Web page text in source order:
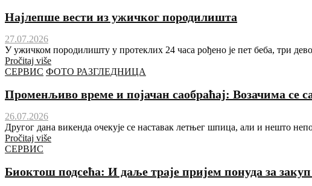
Најлепше вести из ужичког породилишта
27.07.2026
У ужичком породилишту у протеклих 24 часа рођено је пет беба, три
Pročitaj više
СЕРВИС ФОТО РАЗГЛЕДНИЦА
Променљиво време и појачан саобраћај: Возачима се
26.07.2026
Другог дана викенда очекује се наставак летњег шпица, али и нешто
Pročitaj više
СЕРВИС
Биоктош подсећа: И даље траје пријем понуда за